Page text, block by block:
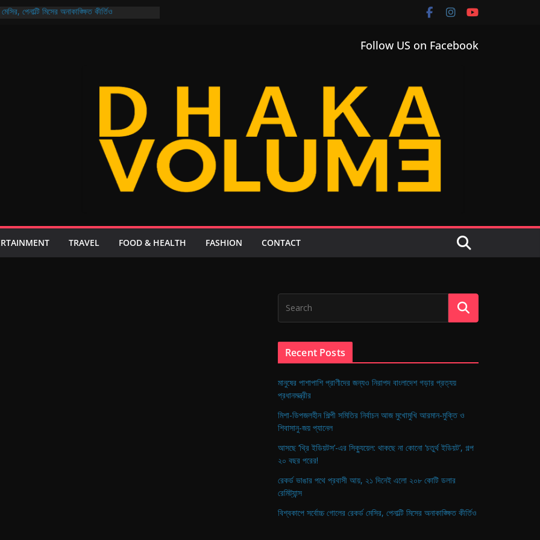
পেনাল্টি মিসের অনাকাঙ্ক্ষিত কীর্তিও
Follow US on Facebook
TRAVEL FOOD & HEALTH FASHION CONTACT
Recent Posts
মানুষের পাশাপাশি প্রাণীদের জন্যও নিরাপদ বাংলাদেশ গড়ার প্রত্যয়
প্রধানমন্ত্রীর
মিশা-ডিপজলহীন শিল্পী সমিতির নির্বাচন আজ মুখোমুখি আরমান-মুক্তি ও
শিবাসানু-জয় প্যানেল
আসছে ‘থ্রি ইডিয়টস’-এর সিক্যুয়েল: থাকছে না কোনো ‘চতুর্থ ইডিয়ট’, গল্প
২০ বছর পরের!
রেকর্ড ভাঙার পথে প্রবাসী আয়, ২১ দিনেই এলো ২০৮ কোটি ডলার
রেমিট্যান্স
বিশ্বকাপে সর্বোচ্চ গোলের রেকর্ড মেসির, পেনাল্টি মিসের অনাকাঙ্ক্ষিত কীর্তিও